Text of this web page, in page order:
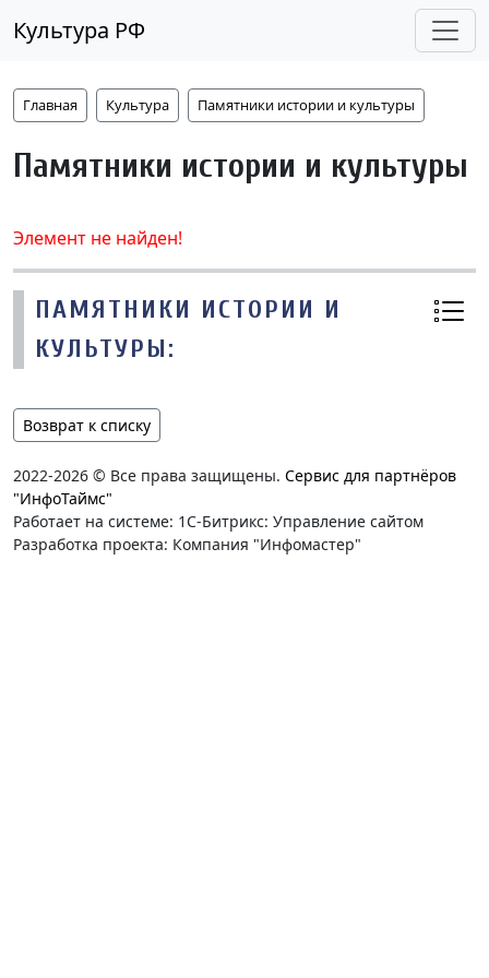
Культура РФ
Главная Культура Памятники истории и культуры
Памятники истории и культуры
Элемент не найден!
ПАМЯТНИКИ ИСТОРИИ И
КУЛЬТУРЫ:
Возврат к списку
2022-2026 © Все права защищены. Сервис для партнёров
"ИнфоТаймс"
Работает на системе: 1С-Битрикс: Управление сайтом
Разработка проекта: Компания "Инфомастер"